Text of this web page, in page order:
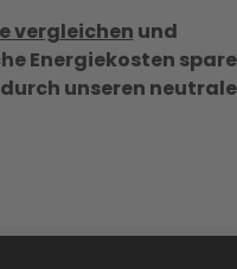
vergleichen und
Energiekosten
unseren